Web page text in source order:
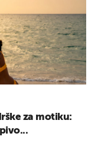
za motiku: